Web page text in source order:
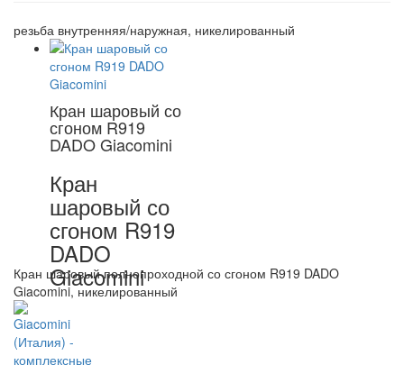
резьба внутренняя/наружная, никелированный
Кран шаровый со
сгоном R919
DADO Giacomini
Кран
шаровый со
сгоном R919
DADO
Giacomini
Кран шаровый полнопроходной со сгоном R919 DADO
Giacomini, никелированный